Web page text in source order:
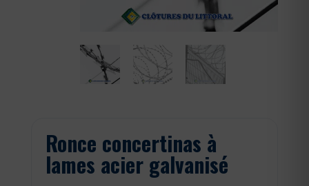
Ronce concertinas à
lames acier galvanisé